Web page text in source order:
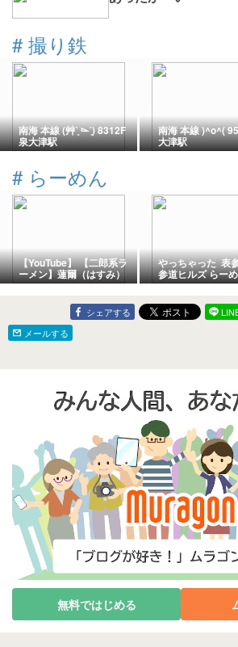
# 撮り鉄
南海 本線 (艸ˋ͈ ⌳ˊ͈) 8312F
泉大津駅
南海 本線 )^o^(
大津駅
# らーめん
【YouTube】 【二郎系ラ
ーメン】蓮爾（はすみ）
登戸店、台湾ラーメン
1200円麺増し
やっちゃった 表
参道ヒルズ らー
屋
シェアする
メールする
無料ではじめる